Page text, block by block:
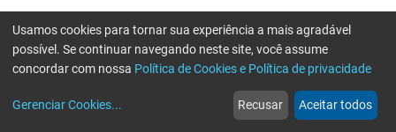
web
Notícias
more_horiz
Mais
Usamos cookies para tornar sua experiência a mais agradável
possível. Se continuar navegando neste site, você assume
concordar com nossa Política de Cookies e Política de privacidade
Gerenciar Cookies... Recusar Aceitar todos
Erro ao enviar informações, por favor tente novamente